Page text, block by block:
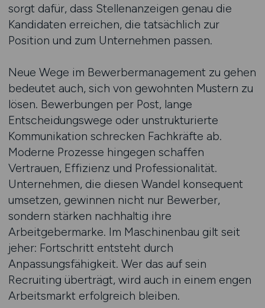
sorgt dafür, dass Stellenanzeigen genau die
Kandidaten erreichen, die tatsächlich zur
Position und zum Unternehmen passen.
Neue Wege im Bewerbermanagement zu gehen
bedeutet auch, sich von gewohnten Mustern zu
lösen. Bewerbungen per Post, lange
Entscheidungswege oder unstrukturierte
Kommunikation schrecken Fachkräfte ab.
Moderne Prozesse hingegen schaffen
Vertrauen, Effizienz und Professionalität.
Unternehmen, die diesen Wandel konsequent
umsetzen, gewinnen nicht nur Bewerber,
sondern stärken nachhaltig ihre
Arbeitgebermarke. Im Maschinenbau gilt seit
jeher: Fortschritt entsteht durch
Anpassungsfähigkeit. Wer das auf sein
Recruiting überträgt, wird auch in einem engen
Arbeitsmarkt erfolgreich bleiben.